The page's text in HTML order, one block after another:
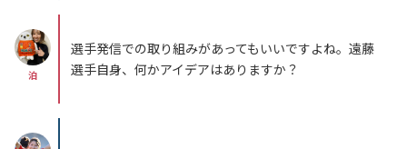
泊
選手発信での取り組みがあってもいいですよね。遠藤
選手自身、何かアイデアはありますか？